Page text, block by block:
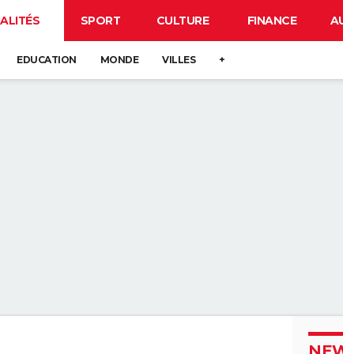
SPORT CULTURE FINANCE
EDUCATION MONDE VILLES +